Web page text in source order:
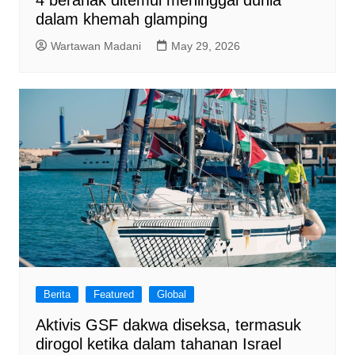
dalam khemah glamping
Wartawan Madani May 29, 2026
Berita Featured Global
Aktivis GSF dakwa diseksa, termasuk
dirogol ketika dalam tahanan Israel